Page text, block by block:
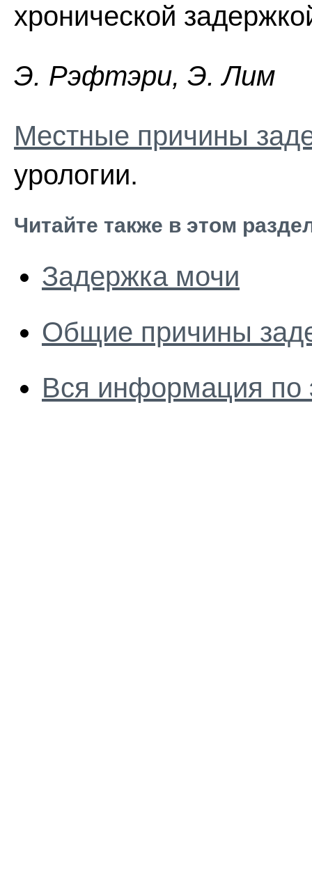
хронической
Э. Pэфтэpи, Э. Лим
Местные причины
урологии.
Читайте также в этом
Задержка мочи
Общие причины
Вся информация по